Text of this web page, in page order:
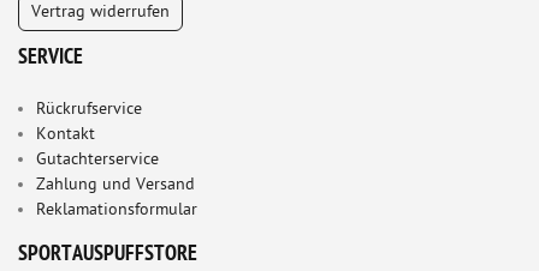
Vertrag widerrufen
SERVICE
Rückrufservice
Kontakt
Gutachterservice
Zahlung und Versand
Reklamationsformular
SPORTAUSPUFFSTORE